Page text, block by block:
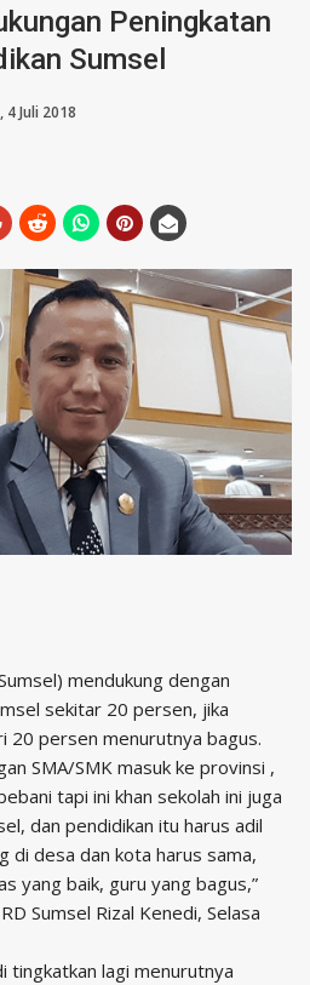
Peningkatan
Sumsel
4 Juli 2018
mendukung dengan
sekitar 20 persen, jika
20 persen menurutnya bagus.
SMA/SMK masuk ke provinsi ,
tapi ini khan sekolah ini juga
dan pendidikan itu harus adil
di desa dan kota harus sama,
yang baik, guru yang bagus,”
Sumsel Rizal Kenedi, Selasa
tingkatkan lagi menurutnya